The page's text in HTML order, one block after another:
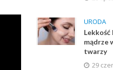
URODA
mądrze
twarzy
29